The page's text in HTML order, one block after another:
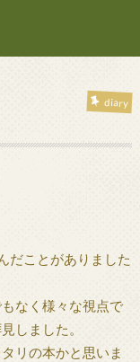
diary
だことがありました
なく様々な視点で
しました。
リの本かと思いま